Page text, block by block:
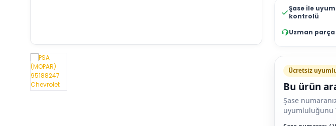
Şase ile uyum
kontrolü
Uzman
Ücretsiz
Bu ürün
Şase
uyumluluğunu